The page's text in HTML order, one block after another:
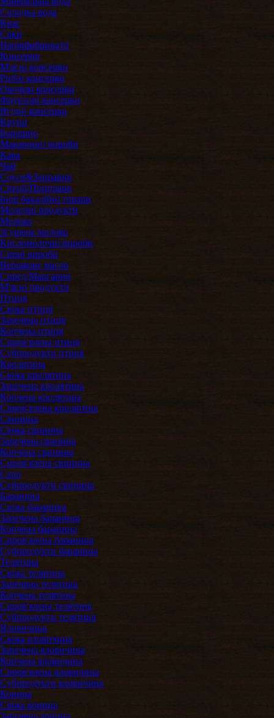
Солодка вода
Квас
Соки
Напівфабрикати
Консерви
М'ясні консерви
Рибні консерви
Овочеві консерви
Фруктові консерви
Ягідні консерви
Крупи
Борошно
Макаронні вироби
Кава
Чай
Соуси&Заправки
Спеції/Приправи
Інші бакалійні товари
Молочні продукти
Молоко
Згущене молоко
Кисломолочні вироби
Сирні вироби
Вершкове масло
Спред/Маргарин
М'ясні продукти
Птиця
Свіжа птиця
Запечена птиця
Копчена птиця
Сиров'ялена птиця
Субпродукти птиця
Кролятина
Свіжа кролятина
Запечена кролятина
Копчена кролятина
Сиров'ялена кролятина
Свинина
Свіжа свинина
Запечена свинина
Копчена свинина
Сиров'ялена свинина
Сало
Субпродукти cвинина
Баранина
Свіжа баранина
Запечена баранина
Копчена баранина
Сиров'ялена баранина
Субпродукти баранина
Телятина
Свіжа телятина
Запечена телятина
Копчена телятина
Сиров'ялена телятина
Субпродукти телятина
Яловичина
Свіжа яловичина
Запечена яловичина
Копчена яловичина
Сиров'ялена яловичина
Субпродукти яловичина
Конина
Свіжа конина
Запечена конина